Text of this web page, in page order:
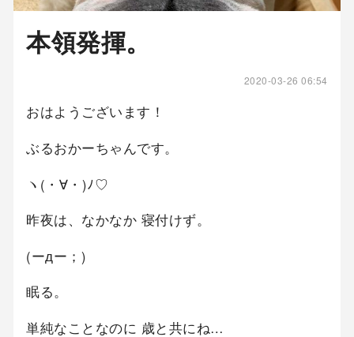
本領発揮。
2020-03-26 06:54
おはようございます！
ぶるおかーちゃんです。
ヽ(・∀・)ﾉ♡
昨夜は、なかなか 寝付けず。
(ーдー；)
眠る。
単純なことなのに 歳と共にね…